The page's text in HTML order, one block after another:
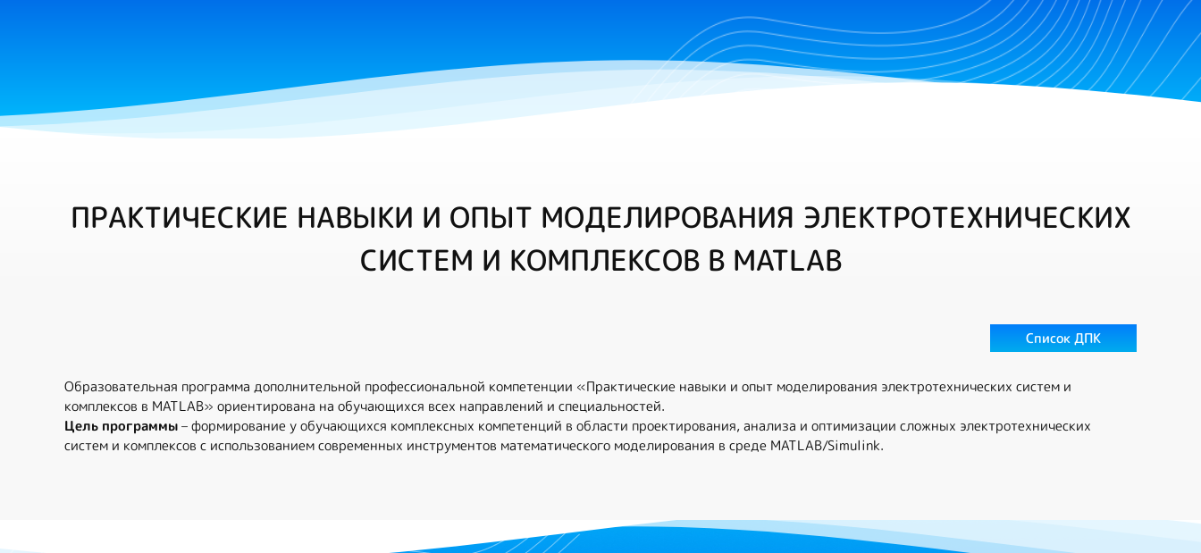
ПРАКТИЧЕСКИЕ НАВЫКИ И ОПЫТ МОДЕЛИРОВАНИЯ ЭЛЕКТРОТЕХНИЧЕСКИХ
СИСТЕМ И КОМПЛЕКСОВ В MATLAB
Список ДПК
Образовательная программа дополнительной профессиональной компетенции «Практические навыки и опыт моделирования электротехнических систем и
комплексов в MATLAB» ориентирована на обучающихся всех направлений и специальностей.
Цель программы– формирование у обучающихся комплексных компетенций в области проектирования, анализа и оптимизации сложных электротехнических
систем и комплексов с использованием современных инструментов математического моделирования в среде MATLAB/Simulink.